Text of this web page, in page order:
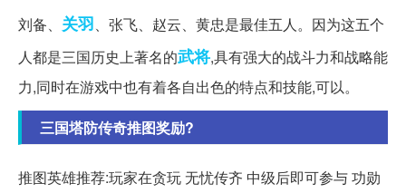
刘备、 关羽、张飞、赵云、黄忠是最佳五人。因为这五个
人都是三国历史上著名的武将,具有强大的战斗力和战略能
力,同时在游戏中也有着各自出色的特点和技能,可以。
三国塔防传奇推图奖励?
推图英雄推荐:玩家在贪玩 无忧传齐 中级后即可参与 功勋